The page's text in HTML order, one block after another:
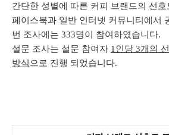
간단한 성별에 따른 커피 브랜드의 선
페이스북과 일반 인터넷 커뮤니티에서
번 조사에는 333명이 참여하였습니다.
설문 조사는 설문 참여자 1인당 3개의
방식 으로 진행 되었습니다.